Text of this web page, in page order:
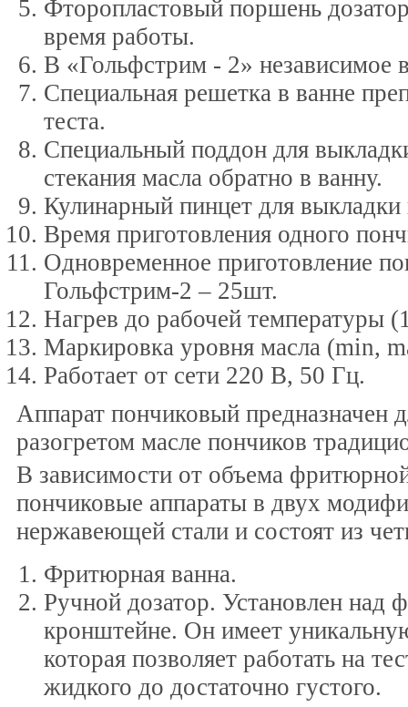
Фторопластовый поршень
время работы.
В «Гольфстрим - 2» независимое
Специальная решетка в ванне
теста.
Специальный поддон для
стекания масла обратно в ванну.
Кулинарный пинцет для выкладки
Время приготовления одного
Одновременное приготовление
Гольфстрим-2 – 25шт.
Нагрев до рабочей температуры
Маркировка уровня масла (min,
Работает от сети 220 В, 50 Гц.
Аппарат пончиковый предназначен
разогретом масле пончиков
В зависимости от объема
пончиковые аппараты в двух
нержавеющей стали и состоят из
Фритюрная ванна.
Ручной дозатор. Установлен над
кронштейне. Он имеет
которая позволяет работать на
жидкого до достаточно густого.